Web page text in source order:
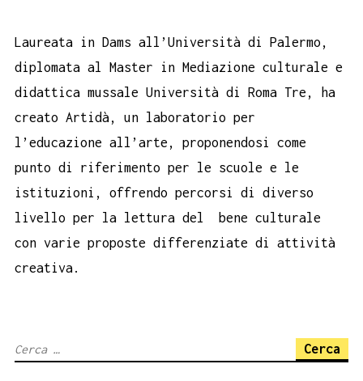
Laureata in Dams all’Università di Palermo,
diplomata al Master in Mediazione culturale e
didattica mussale Università di Roma Tre, ha
creato Artidà, un laboratorio per
l’educazione all’arte, proponendosi come
punto di riferimento per le scuole e le
istituzioni, offrendo percorsi di diverso
livello per la lettura del bene culturale
con varie proposte differenziate di attività
creativa.
Ricerca